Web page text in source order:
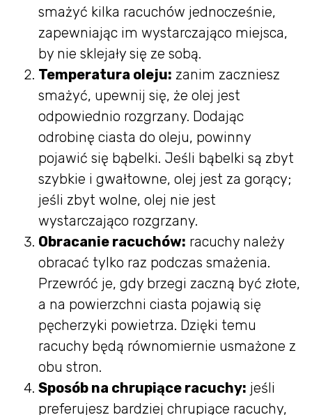
smażyć kilka racuchów jednocześnie,
zapewniając im wystarczająco miejsca,
by nie sklejały się ze sobą.
Temperatura oleju: zanim zaczniesz
smażyć, upewnij się, że olej jest
odpowiednio rozgrzany. Dodając
odrobinę ciasta do oleju, powinny
pojawić się bąbelki. Jeśli bąbelki są zbyt
szybkie i gwałtowne, olej jest za gorący;
jeśli zbyt wolne, olej nie jest
wystarczająco rozgrzany.
Obracanie racuchów: racuchy należy
obracać tylko raz podczas smażenia.
Przewróć je, gdy brzegi zaczną być złote,
a na powierzchni ciasta pojawią się
pęcherzyki powietrza. Dzięki temu
racuchy będą równomiernie usmażone z
obu stron.
Sposób na chrupiące racuchy: jeśli
preferujesz bardziej chrupiące racuchy,